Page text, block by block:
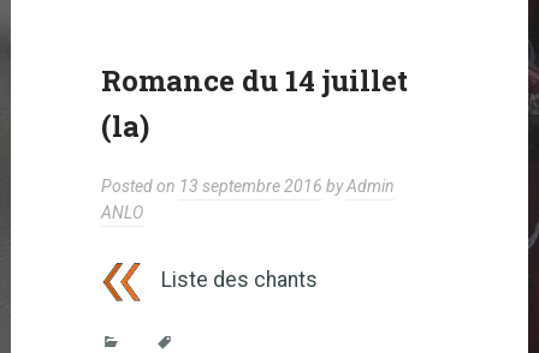
Romance du 14 juillet
(la)
Posted on 13 septembre 2016 byAdmin
ANLO
Liste des chants